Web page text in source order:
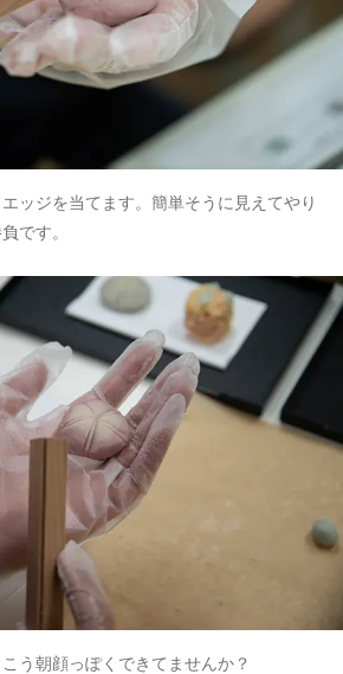
ッジを当てます。簡単そうに見えてやり
です。
う朝顔っぽくできてませんか？